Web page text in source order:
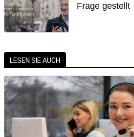
Frage gestellt
LESEN SIE AUCH